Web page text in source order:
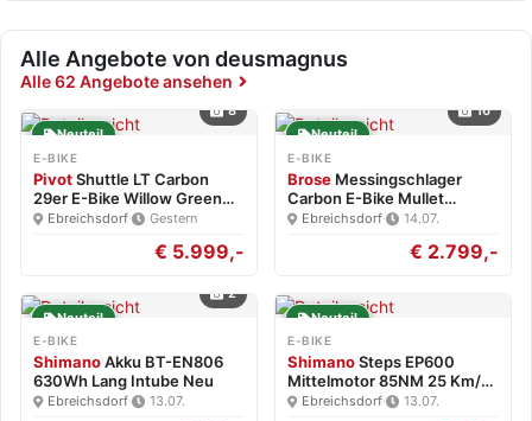
Alle Angebote von deusmagnus
Alle 62 Angebote ansehen
8
Neuteil
E-BIKE
PivotShuttle LT Carbon
29er E-Bike Willow Green…
Ebreichsdorf· Gestern
€ 5.999,-
16
Neuteil
E-BIKE
Brose Messingschlager
Carbon E-Bike Mullet
Brose…
Ebreichsdorf· 14.07.
€ 2.799,-
2
Neuteil
E-BIKE
ShimanoAkku BT-EN806
630Wh Lang Intube Neu
Ebreichsdorf· 13.07.
Neuteil
E-BIKE
ShimanoSteps EP600
Mittelmotor 85NM 25 Km/h
NeuEbreichsdorf· 13.07.